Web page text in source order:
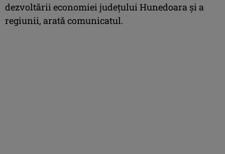
dezvoltării economiei județului Hunedoara și a
regiunii, arată comunicatul.